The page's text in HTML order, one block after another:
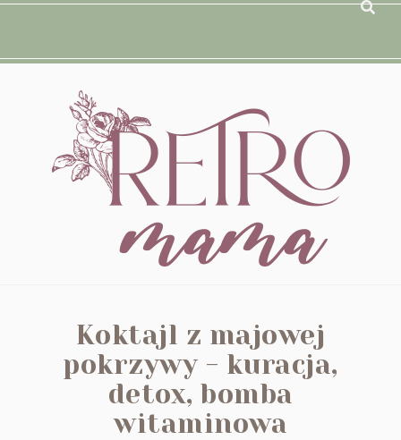
Koktajl z majowej
pokrzywy - kuracja,
detox, bomba
witaminowa